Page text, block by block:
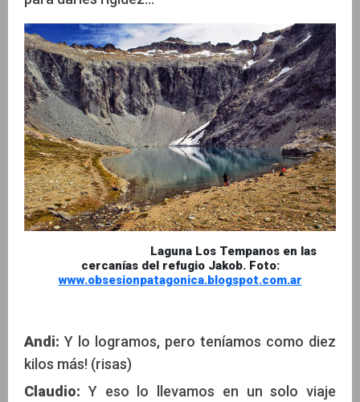
Laguna Los Tempanos en las
cercanías del refugio Jakob. Foto:
www.obsesionpatagonica.blogspot.com.ar
Andi: Y lo logramos, pero teníamos como diez
kilos más! (risas)
Claudio: Y eso lo llevamos en un solo viaje